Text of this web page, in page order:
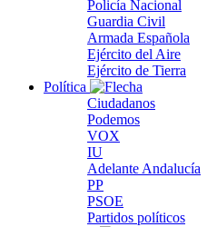
Policía Nacional
Guardia Civil
Armada Española
Ejército del Aire
Ejército de Tierra
Política
Ciudadanos
Podemos
VOX
IU
Adelante Andalucía
PP
PSOE
Partidos políticos